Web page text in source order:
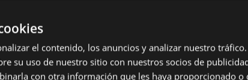
el contenido, los anuncios y analizar nuestro
su uso de nuestro sitio con nuestros socios de
con otra información que les haya proporcionado o